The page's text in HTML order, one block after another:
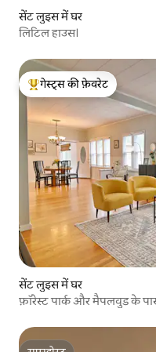
सेंट लुइस में घर
लिटिल हाउस।
गेस्ट्स का टॉप फ़ेवरेट
गेस्ट्स की फ़ेवरेट
सेंट लुइस में घर
फ़ॉरेस्ट पार्क और मैपलवुड के